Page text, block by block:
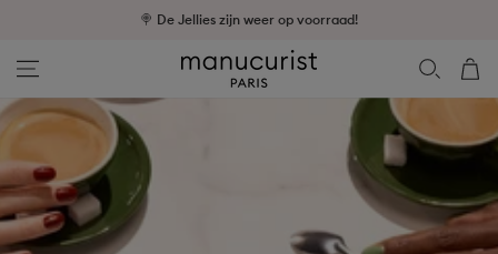
Negeer de inhoud🚚 Gratis verzending vanaf €39
🍭 De Jellies zijn weer op voorraad!